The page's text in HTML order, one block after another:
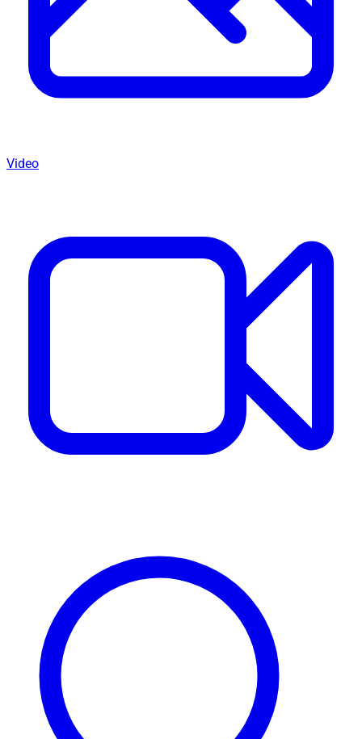
Video